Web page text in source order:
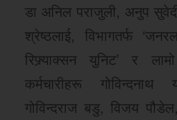
डा अनिल पराजुली, अनुप
श्रेष्ठलाई, विभागतर्फ
रिफ्र्याक्सन युनिट’ र
कर्मचारीहरू
गोविन्दराज बडु, विजय